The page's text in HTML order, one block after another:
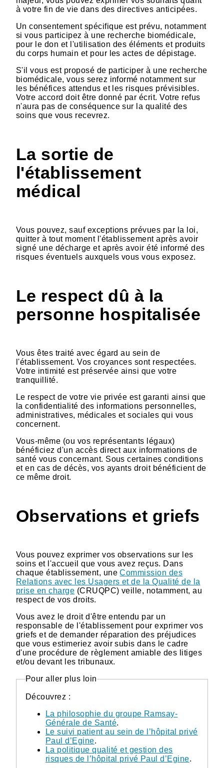
à votre fin de vie dans des directives anticipées.
Un consentement spécifique est prévu, notamment
si vous participez à une recherche biomédicale,
pour le don et l'utilisation des éléments et produits
du corps humain et pour les actes de dépistage.
S'il vous est proposé de participer à une recherche
biomédicale, vous serez informé notamment sur
les bénéfices attendus et les risques prévisibles.
Votre accord doit être donné par écrit. Votre refus
n'aura pas de conséquence sur la qualité des
soins que vous recevrez.
La sortie de
l'établissement
médical
Vous pouvez, sauf exceptions prévues par la loi,
quitter à tout moment l'établissement après avoir
signé une décharge et après avoir été informé des
risques éventuels auxquels vous vous exposez.
Le respect dû à la
personne hospitalisée
Vous êtes traité avec égard au sein de
l'établissement. Vos croyances sont respectées.
Votre intimité est préservée ainsi que votre
tranquillité.
Le respect de votre vie privée est garanti ainsi que
la confidentialité des informations personnelles,
administratives, médicales et sociales qui vous
concernent.
Vous-même (ou vos représentants légaux)
bénéficiez d'un accès direct aux informations de
santé vous concernant. Sous certaines conditions
et en cas de décès, vos ayants droit bénéficient de
ce même droit.
Observations et griefs
Vous pouvez exprimer vos observations sur les
soins et l'accueil que vous avez reçus. Dans
chaque établissement, uneCommission des
Relations avec les Usagers et de la Qualité de la
prise en charge (CRUQPC) veille, notamment, au
respect de vos droits.
Vous avez le droit d'être entendu par un
responsable de l'établissement pour exprimer vos
griefs et de demander réparation des préjudices
que vous estimeriez avoir subis dans le cadre
d'une procédure de règlement amiable des litiges
et/ou devant les tribunaux.
Pour aller plus loin
Découvrez :
La philosophie du groupe Ramsay-
Générale de Santé.
Le suivi patient au sein de l’hôpital privé
Paul d’Egine.
La politique qualité et gestion des
risques de l’hôpital privé Paul d’Egine.